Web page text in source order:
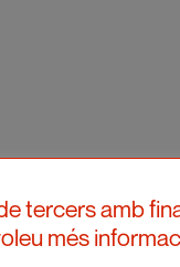
tercers amb
més